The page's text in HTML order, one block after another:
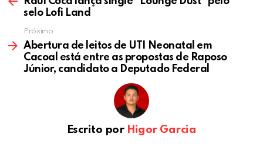
selo Lofi Land
Próximo
Abertura de leitos de UTI Neonatal em
Cacoal está entre as propostas de Raposo
Júnior, candidato a Deputado Federal
Escrito por Higor Garcia